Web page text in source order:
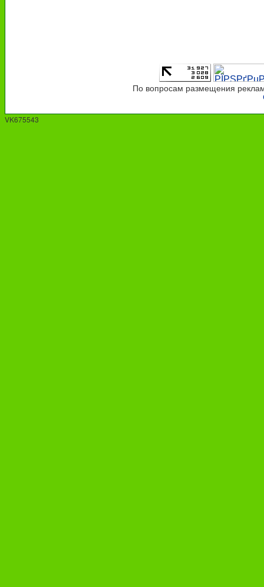
По вопросам размещения
VK675543